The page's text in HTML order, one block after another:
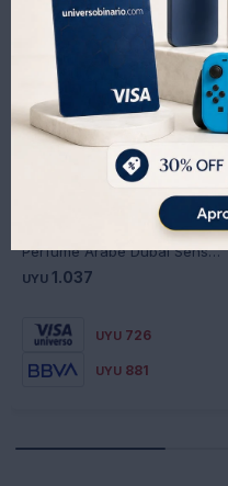
Perfume Árabe Dubai Sensations Night Club Exotic Men 100Ml - MARRON
UYU 1.037
UYU 726
UYU 881